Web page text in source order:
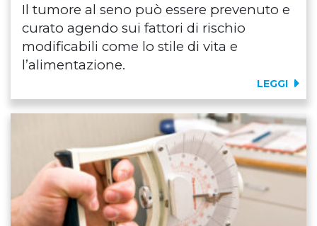
Il tumore al seno può essere prevenuto e
curato agendo sui fattori di rischio
modificabili come lo stile di vita e
l’alimentazione.
LEGGI